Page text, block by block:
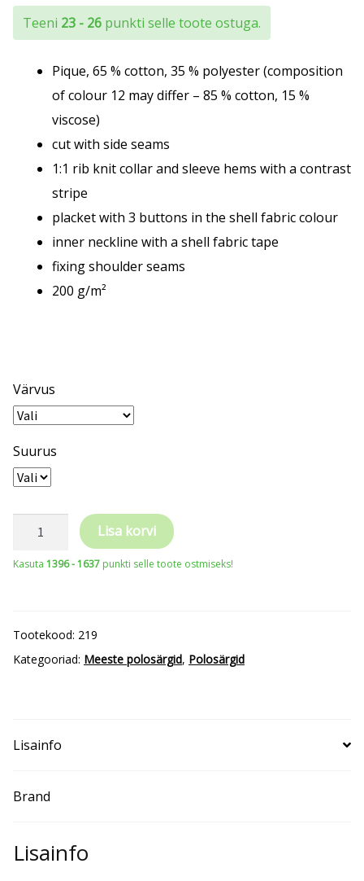
kuni
€13.20
Teeni 23 - 26 punkti selle toote ostuga.
Pique, 65 % cotton, 35 % polyester (composition
of colour 12 may differ – 85 % cotton, 15 %
viscose)
cut with side seams
1:1 rib knit collar and sleeve hems with a contrast
stripe
placket with 3 buttons in the shell fabric colour
inner neckline with a shell fabric tape
fixing shoulder seams
200 g/m²
Värvus
Suurus
MALFINI®
Lisa korvi
Kasuta 1396 - 1637 punkti selle toote ostmiseks!
Tootekood: 219
Kategooriad: Meeste polosärgid, Polosärgid
Lisainfo
Brand
Lisainfo